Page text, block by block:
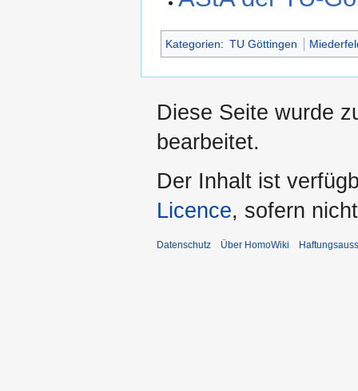
Kategorien: TU Göttingen
Diese Seite wurde
bearbeitet.
Der Inhalt ist
Licence, sofern
Datenschutz Über HomoWiki